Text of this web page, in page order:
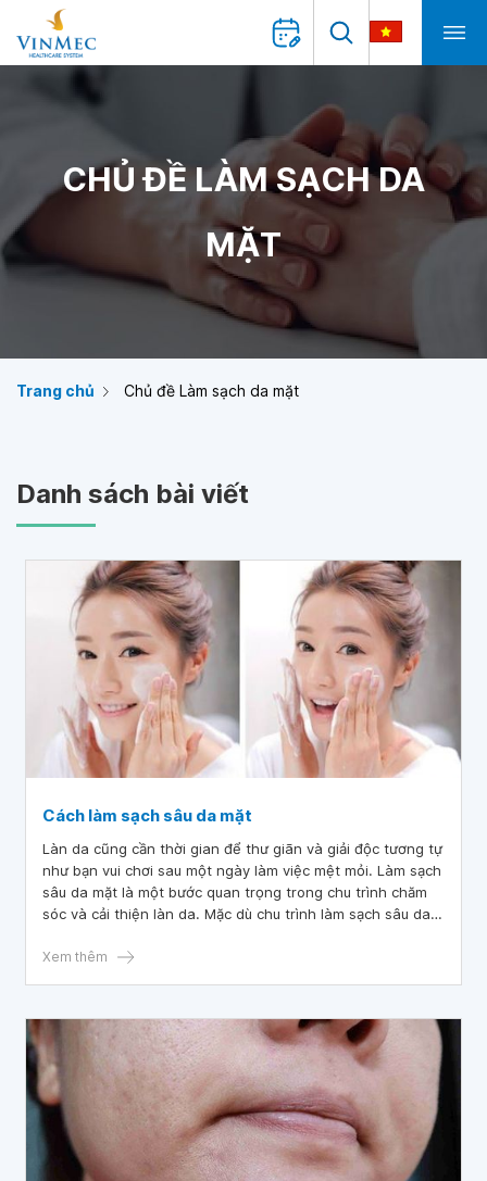
CHỦ ĐỀ LÀM SẠCH DA
MẶT
Trang chủ Chủ đề Làm sạch da mặt
Danh sách bài viết
Cách làm sạch sâu da mặt
Làn da cũng cần thời gian để thư giãn và giải độc tương tự
như bạn vui chơi sau một ngày làm việc mệt mỏi. Làm sạch
sâu da mặt là một bước quan trọng trong chu trình chăm
sóc và cải thiện làn da. Mặc dù chu trình làm sạch sâu da
một thói quen chăm sóc da hiệu quả phù hợp với mọi loại
Xem thêm